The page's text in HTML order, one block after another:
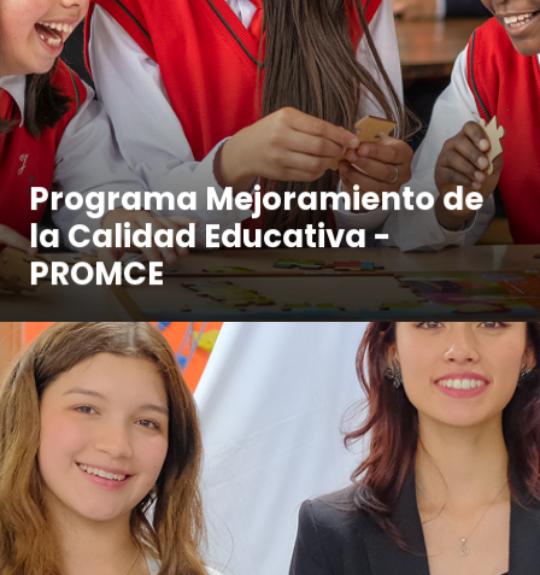
Programa Mejoramiento de
la Calidad Educativa -
PROMCE